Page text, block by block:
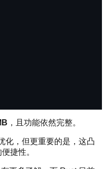
，且功能依然完整。
化，但更重要的是，这凸
捷性。